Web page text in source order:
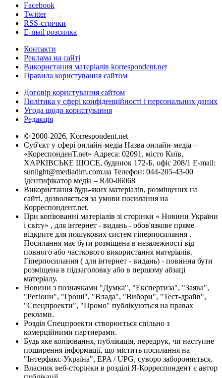
Facebook
Twitter
RSS-стрічки
E-mail розсилка
Контакти
Реклама на сайті
Використання матеріалів korrespondent.net
Правила користування сайтом
Договір користування сайтом
Політика у сфері конфіденційності і персональних даних
Угода щодо користування
Редакція
© 2000-2026, Korrespondent.net
Суб'єкт у сфері онлайн-медіа Назва онлайн-медіа –
«КореспонденТ.net» Адреса: 02091, місто Київ,
ХАРКІВСЬКЕ ШОСЕ, будинок 172-Б, офіс 208/1 E-mail:
sunlight@mediadim.com.ua Телефон: 044-205-43-00
Ідентифікатор медіа – R40-06068
Використання будь-яких матеріалів, розміщених на
сайті, дозволяється за умови посилання на
Корреспондент.net.
При копіюванні матеріалів зі сторінки « Новини України
і світу» , для інтернет - видань - обов'язкове пряме
відкрите для пошукових систем гіперпосилання .
Посилання має бути розміщена в незалежності від
повного або часткового використання матеріалів.
Гіперпосилання ( для інтернет - видань) - повинна бути
розміщена в підзаголовку або в першому абзаці
матеріалу.
Новини з позначками "Думка", "Експертиза", "Заява",
"Регіони", "Гроші", "Влада", "Вибори", "Тест-драйв",
"Спецпроекти", "Промо" публікуються на правах
реклами.
Розділ Спецпроекти створюється спільно з
комерційними партнерами.
Будь яке копіювання, публікація, передрук, чи наступне
поширення інформації, що містить посилання на
"Інтерфакс-Україна", EPA / UPG, суворо забороняється.
Власник веб-сторінки в розділі Я-Корреспондент є автор